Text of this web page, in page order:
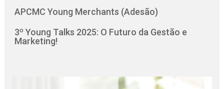
APCMC Young Merchants (Adesão)
3º Young Talks 2025: O Futuro da Gestão e
Marketing!